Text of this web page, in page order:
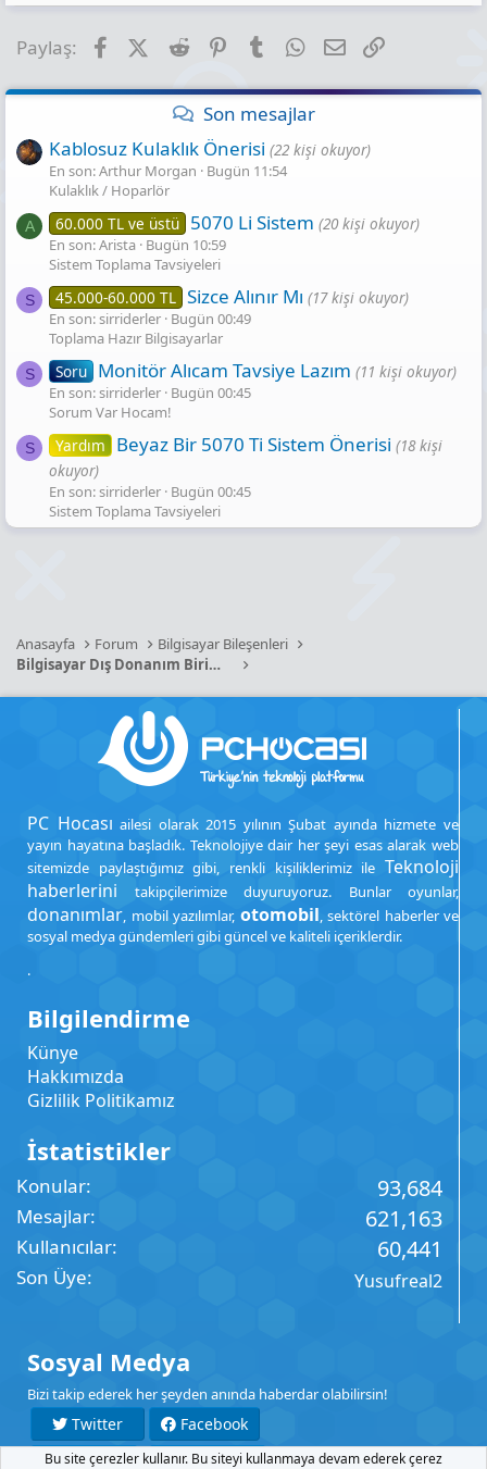
Paylaş: FacebookX (Twitter)
Reddit PinterestTumblr WhatsApp
E-posta
Son mesajlar
Kablosuz Kulaklık Önerisi (22 kişi okuyor)
En son: Arthur Morgan
Bugün 11:54
Kulaklık / Hoparlör
A 60.000 TL ve üstü 5070 Li Sistem (20 kişi okuyor)
En son: Arista Bugün 10:59
Sistem Toplama Tavsiyeleri
S 45.000-60.000 TL Sizce Alınır Mı (17 kişi okuyor)
En son: sirriderler Bugün 00:49
Toplama Hazır Bilgisayarlar
S Soru Monitör Alıcam Tavsiye Lazım (11 kişi okuyor)
En son: sirriderler Bugün 00:45
Sorum Var Hocam!
S Yardım Beyaz Bir 5070 Ti Sistem Önerisi (18 kişi
okuyor)
En son: sirriderler Bugün 00:45
Sistem Toplama Tavsiyeleri
Anasayfa Forum
Bilgisayar Bileşenleri
Bilgisayar Dış Donanım Birimleri
PC Hocası ailesi olarak 2015 yılının Şubat ayında hizmete ve
yayın hayatına başladık. Teknolojiye dair her şeyi esas alarak web
sitemizde paylaştığımız gibi, renkli kişiliklerimiz ile Teknoloji
haberlerini takipçilerimize duyuruyoruz. Bunlar oyunlar,
donanımlar, mobil yazılımlar, otomobil, sektörel haberler ve
sosyal medya gündemleri gibi güncel ve kaliteli içeriklerdir.
.
Bilgilendirme
Künye
Hakkımızda
Gizlilik Politikamız
İstatistikler
Konular 93,684
Mesajlar 621,163
Kullanıcılar 60,441
Son Üye Yusufreal2
Sosyal Medya
Bizi takip ederek her şeyden anında haberdar olabilirsin!
Twitter
Facebook
YouTube
Instagram
Bu site çerezler kullanır. Bu siteyi kullanmaya devam ederek çerez